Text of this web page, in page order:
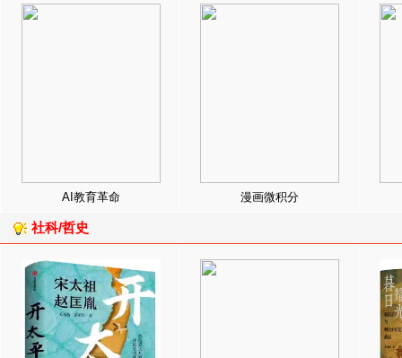
AI教育革命 漫画微积分
社科/哲史